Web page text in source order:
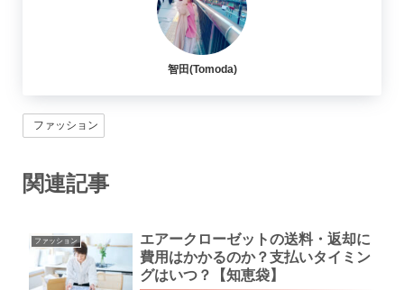
智田(Tomoda)
ファッション
関連記事
ファッション
エアークローゼットの送料・返却に
費用はかかるのか？支払いタイミン
グはいつ？【知恵袋】